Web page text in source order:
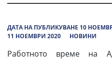
ДАТА НА ПУБЛИКУВАНЕ 10
11 НОЕМВРИ 2020
НОВИНИ
Работното време на